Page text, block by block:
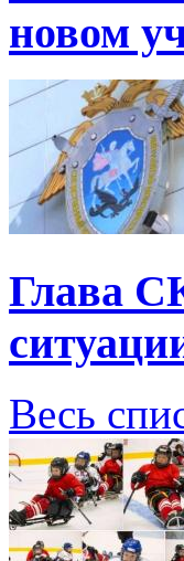
новом
Глава
Весь